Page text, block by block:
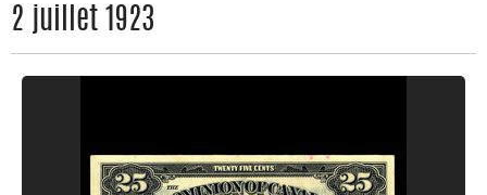
2 juillet 1923